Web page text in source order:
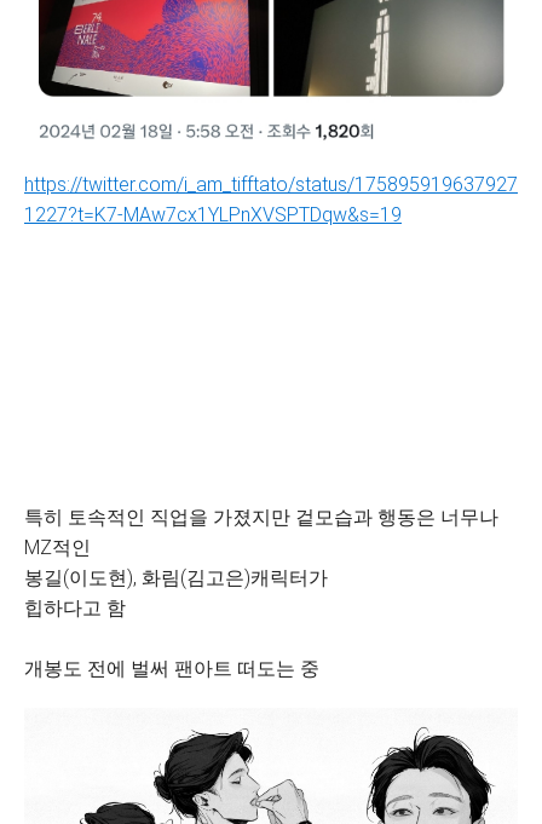
https://twitter.com/i_am_tifftato/status/175895919637927
1227?t=K7-MAw7cx1YLPnXVSPTDqw&s=19
특히 토속적인 직업을 가졌지만 겉모습과 행동은 너무나
MZ적인
봉길(이도현), 화림(김고은)캐릭터가
힙하다고 함
개봉도 전에 벌써 팬아트 떠도는 중